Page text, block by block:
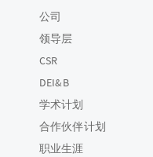
公司
领导层
CSR
DEI&B
学术计划
合作伙伴计划
职业生涯